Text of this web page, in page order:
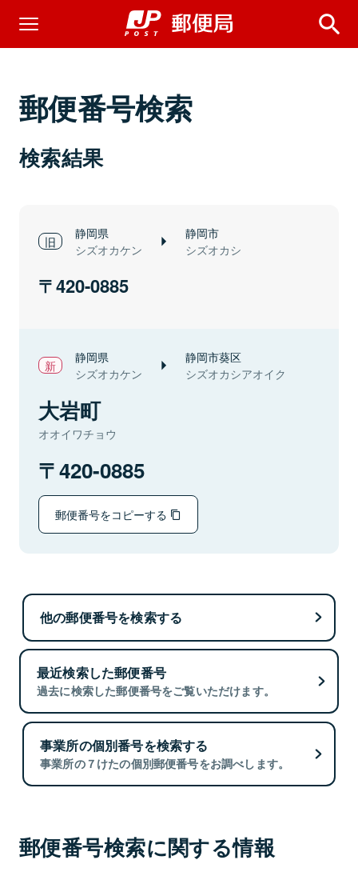
郵便番号検索
検索結果
静岡県
シズオカケン
静岡市
シズオカシ
420-0885
静岡県
シズオカケン
静岡市葵区
シズオカシアオイク
大岩町
オオイワチョウ
420-0885
郵便番号をコピーする
他の郵便番号を検索する
最近検索した郵便番号
過去に検索した郵便番号をご覧いただけます。
事業所の個別番号を検索する
事業所の７けたの個別郵便番号をお調べします。
郵便番号検索に関する情報